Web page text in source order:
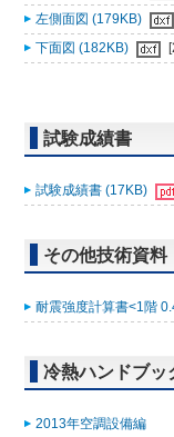
左側面図 (179KB)
下面図 (182KB)
試験成績書
試験成績書 (17KB)
その他技術資料
耐震強度計算書<1階
冷熱ハンドブッ
2013年空調設備編